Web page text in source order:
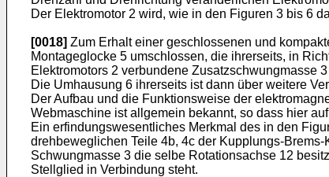
Der Elektromotor 2 wird, wie in den Figuren 3 bis 6
[0018] Zum Erhalt einer geschlossenen und
Montageglocke 5 umschlossen, die ihrerseits, in
Elektromotors 2 verbundene Zusatzschwungmasse
Die Umhausung 6 ihrerseits ist dann über weitere
Der Aufbau und die Funktionsweise der
Webmaschine ist allgemein bekannt, so dass hier
Ein erfindungswesentliches Merkmal des in den
drehbeweglichen Teile 4b, 4c der Kupplungs-
Schwungmasse 3 die selbe Rotationsachse 12
Stellglied in Verbindung steht.